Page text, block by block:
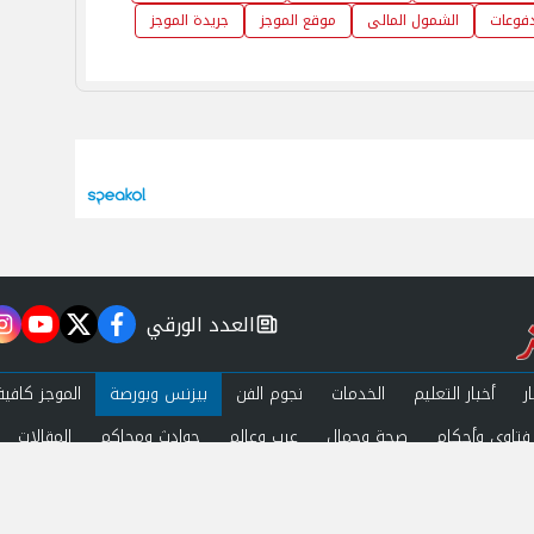
الشمول المالى موقع الموجز جريدة الموجز
newspaper
العدد الورقي facebook
twitter
أخبار التعليم الخدمات نجوم الفن بيزنس وبورصة
الموجز
فتاوى وأحكام صحة وجمال عرب وعالم حوادث ومحاكم المقالات